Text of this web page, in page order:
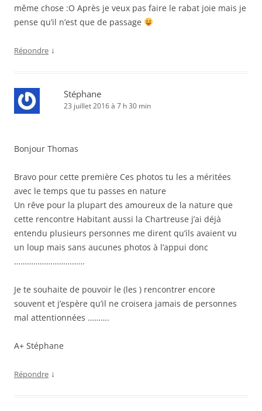
même chose :O Après je veux pas faire le rabat joie mais je
pense qu’il n’est que de passage
Répondre ↓
Stéphane
23 juillet 2016 à 7 h 30 min
Bonjour Thomas
Bravo pour cette première Ces photos tu les a méritées
avec le temps que tu passes en nature
Un rêve pour la plupart des amoureux de la nature que
cette rencontre Habitant aussi la Chartreuse j’ai déjà
entendu plusieurs personnes me dirent qu’ils avaient vu
un loup mais sans aucunes photos à l’appui donc
……………………………
Je te souhaite de pouvoir le (les ) rencontrer encore
souvent et j’espère qu’il ne croisera jamais de personnes
mal attentionnées ……….
A+ Stéphane
Répondre ↓